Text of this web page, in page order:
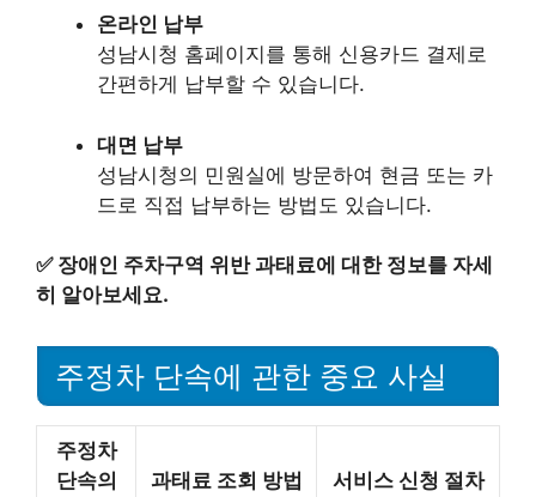
온라인 납부
성남시청 홈페이지를 통해 신용카드 결제로
간편하게 납부할 수 있습니다.
대면 납부
성남시청의 민원실에 방문하여 현금 또는 카
드로 직접 납부하는 방법도 있습니다.
✅ 장애인 주차구역 위반 과태료에 대한 정보를 자세
히 알아보세요.
주정차 단속에 관한 중요 사실
주정차
단속의
과태료 조회 방법 서비스 신청 절차